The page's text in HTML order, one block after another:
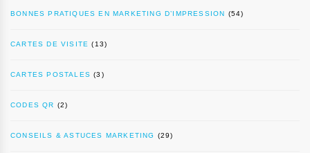
BONNES PRATIQUES EN MARKETING D’IMPRESSION (54)
CARTES DE VISITE (13)
CARTES POSTALES (3)
CODES QR (2)
CONSEILS & ASTUCES MARKETING (29)